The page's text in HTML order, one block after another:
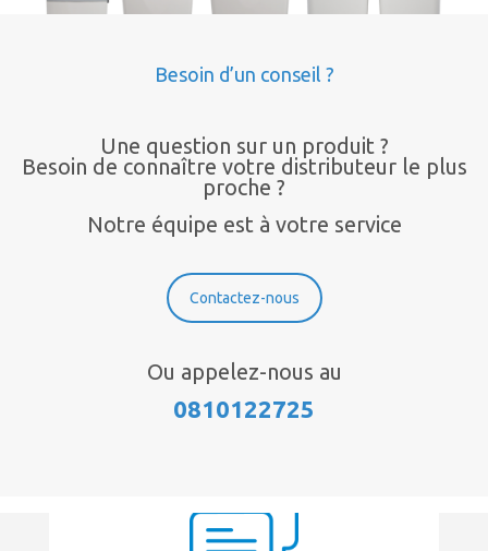
Besoin d’un conseil ?
Une question sur un produit ?
Besoin de connaître votre distributeur le plus
proche ?
Notre équipe est à votre service
Contactez-nous
Ou appelez-nous au
0810122725